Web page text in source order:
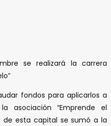
se realizará la carrera
fondos para aplicarlos a
asociación “Emprende el
de esta capital se sumó a la